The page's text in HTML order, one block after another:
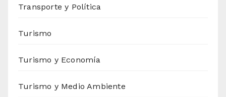
Transporte y Política
Turismo
Turismo y Economía
Turismo y Medio Ambiente